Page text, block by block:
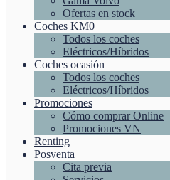
Ofertas en stock
Coches KM0
Todos los coches
Eléctricos/Híbridos
Coches ocasión
Todos los coches
Eléctricos/Híbridos
Promociones
Cómo comprar Online
Promociones VN
Renting
Posventa
Cita previa